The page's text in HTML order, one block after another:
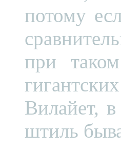
потому
при
Вилайет,
штиль